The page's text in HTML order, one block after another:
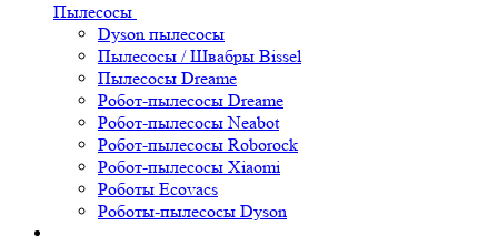
Пылесосы
Dyson пылесосы
Пылесосы / Швабры Bissel
Пылесосы Dreame
Робот-пылесосы Dreame
Робот-пылесосы Neabot
Робот-пылесосы Roborock
Робот-пылесосы Xiaomi
Роботы Ecovacs
Роботы-пылесосы Dyson